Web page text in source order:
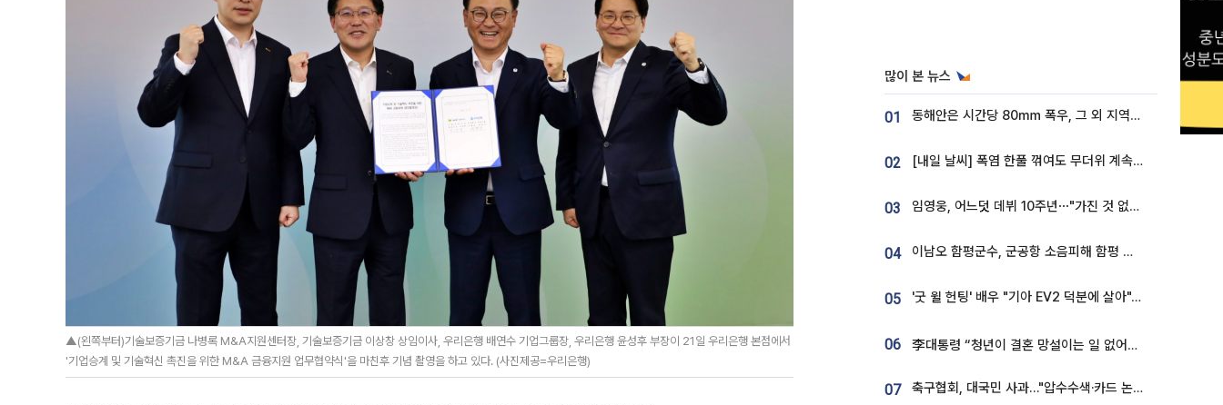
▲(왼쪽부터)기술보증기금 나병록 M&A지원센터장, 기술보증기금 이상창 상임이사, 우리은행 배연수 기업그룹장, 우리은행 윤성후 부장이 21일 우리은행 본점에서
'기업승계 및 기술혁신 촉진을 위한 M&A 금융지원 업무협약식'을 마친후 기념 촬영을 하고 있다. (사진제공=우리은행)
많이 본 뉴스
01 동해안은 시간당 80㎜ 폭우, 그 외 지역은 폭염…‘극과 극 날씨’
02 [내일 날씨] 폭염 한풀 꺾여도 무더위 계속⋯동해안 이틀 연속 비
03 임영웅, 어느덧 데뷔 10주년⋯"가진 것 없던 시절, 내 앞엔 20명의 팬뿐"
04 이남오 함평군수, 군공항 소음피해 함평 보상 요구
05 '굿 윌 헌팅' 배우 "기아 EV2 덕분에 살아"…교통사고 후 안전성 극찬
06 李대통령 “청년이 결혼 망설이는 일 없어야...제도상 불이익 조사”
07 축구협회, 대국민 사과…"압수수색·카드 논란 사죄, 강도 높은 쇄신"